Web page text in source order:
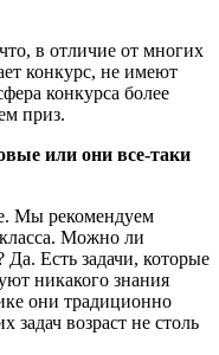
в отличие от многих
конкурс, не имеют
конкурса более
приз.
или они все-таки
Мы рекомендуем
Можно ли
Да. Есть задачи, которые
никакого знания
они традиционно
задач возраст не столь